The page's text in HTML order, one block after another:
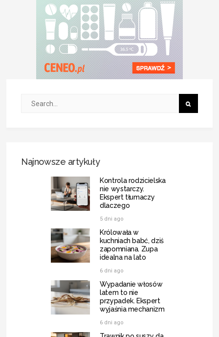
Najnowsze artykuły
Kontrola rodzicielska
nie wystarczy.
Ekspert tłumaczy
dlaczego
5 dni ago
Królowała w
kuchniach babć, dziś
zapomniana. Zupa
idealna na lato
6 dni ago
Wypadanie włosów
latem to nie
przypadek. Ekspert
wyjaśnia mechanizm
6 dni ago